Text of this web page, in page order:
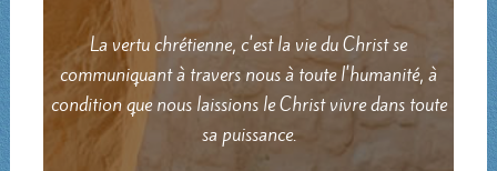
La vertu chrétienne, c'est la vie du Christ se
communiquant à travers nous à toute l'humanité, à
condition que nous laissions le Christ vivre dans toute
sa puissance.